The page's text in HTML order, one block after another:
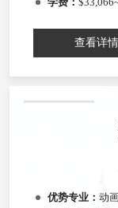
查看详情
优势专业： 动